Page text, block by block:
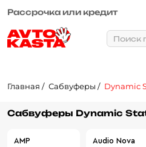
Рассрочка или кредит
Поиск
Главная Сабвуферы Dynamic
Сабвуферы Dynamic
AMP Audio Nova